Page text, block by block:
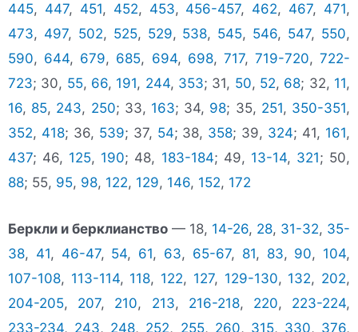
445, 447, 451, 452, 453, 456-457, 462, 467, 471,
473, 497, 502, 525, 529, 538, 545, 546, 547, 550,
590, 644, 679, 685, 694, 698, 717, 719-720, 722-
723; 30, 55, 66, 191, 244, 353; 31, 50, 52, 68; 32, 11,
16, 85, 243, 250; 33, 163; 34, 98; 35, 251, 350-351,
352, 418; 36, 539; 37, 54; 38, 358; 39, 324; 41, 161,
437; 46, 125, 190; 48, 183-184; 49, 13-14, 321; 50,
88; 55, 95, 98, 122, 129, 146, 152, 172
Беркли и берклианство — 18, 14-26, 28, 31-32, 35-
38, 41, 46-47, 54, 61, 63, 65-67, 81, 83, 90, 104,
107-108, 113-114, 118, 122, 127, 129-130, 132, 202,
204-205, 207, 210, 213, 216-218, 220, 223-224,
233-234, 243, 248, 252, 255, 260, 315, 330, 376,